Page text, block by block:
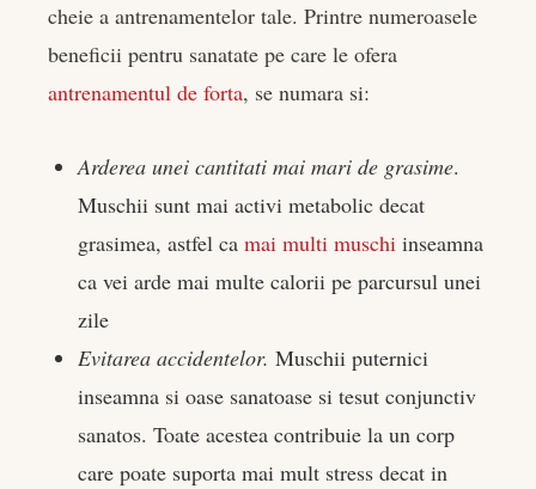
cheie a antrenamentelor tale. Printre numeroasele
beneficii pentru sanatate pe care le ofera
antrenamentul de forta, se numara si:
Arderea unei cantitati mai mari de grasime.
Muschii sunt mai activi metabolic decat
grasimea, astfel ca mai multi muschi inseamna
ca vei arde mai multe calorii pe parcursul unei
zile
Evitarea accidentelor. Muschii puternici
inseamna si oase sanatoase si tesut conjunctiv
sanatos. Toate acestea contribuie la un corp
care poate suporta mai mult stress decat in